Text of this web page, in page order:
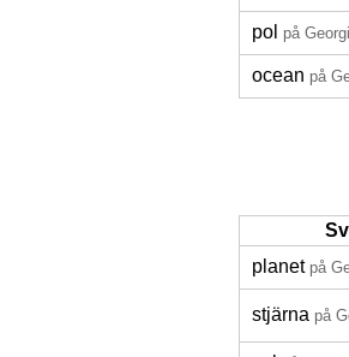
pol på
ocean på
planet på
stjärna på